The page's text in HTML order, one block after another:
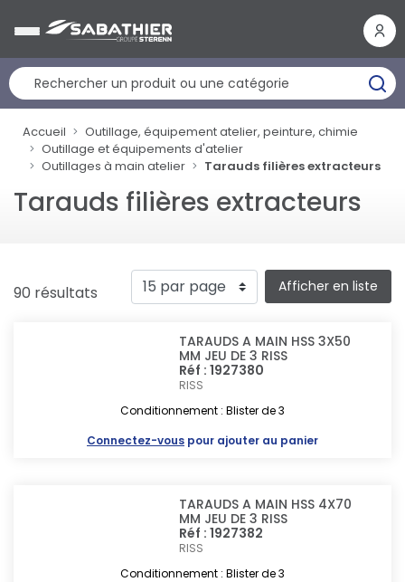
Accueil
Outillage, équipement atelier, peinture, chimie
Outillage et équipements d'atelier
Outillages à main atelier
Tarauds filières extracteurs
Tarauds filières extracteurs
90 résultats Afficher en liste
TARAUDS A MAIN HSS 3X50
MM JEU DE 3 RISS
Réf : 1927380
RISS
Conditionnement : Blister de 3
Connectez-vous pour ajouter au panier
TARAUDS A MAIN HSS 4X70
MM JEU DE 3 RISS
Réf : 1927382
RISS
Conditionnement : Blister de 3